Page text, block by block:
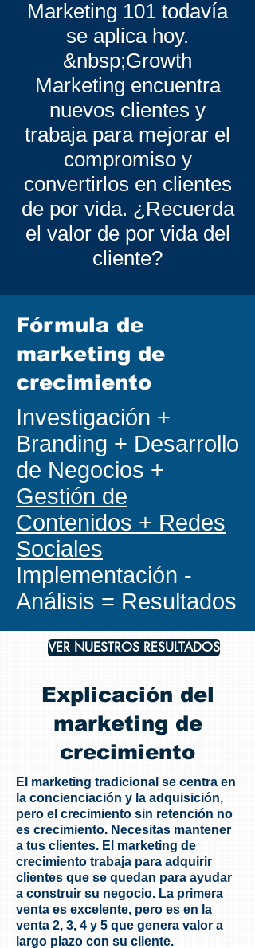
Marketing 101 todavía
se aplica hoy.
&nbsp;Growth
Marketing encuentra
nuevos clientes y
trabaja para mejorar el
compromiso y
convertirlos en clientes
de por vida. ¿Recuerda
el valor de por vida del
cliente?
Fórmula de
marketing de
crecimiento
Investigación +
Branding + Desarrollo
de Negocios +
Gestión de
Contenidos + Redes
Sociales
Implementación -
Análisis = Resultados
VER NUESTROS RESULTADOS
Explicación del
marketing de
crecimiento
El marketing tradicional se centra en
la concienciación y la adquisición,
pero el crecimiento sin retención no
es crecimiento. Necesitas mantener
a tus clientes. El marketing de
crecimiento trabaja para adquirir
clientes que se quedan para ayudar
a construir su negocio. La primera
venta es excelente, pero es en la
venta 2, 3, 4 y 5 que genera valor a
largo plazo con su cliente.